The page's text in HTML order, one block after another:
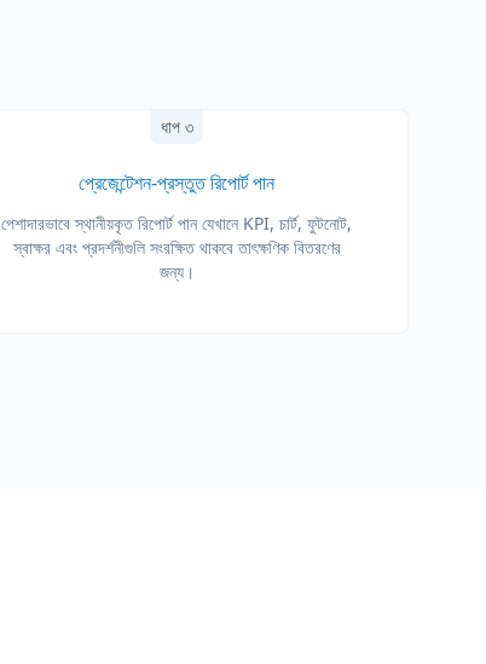
ধাপ ৩
প্রেজেন্টেশন-প্রস্তুত রিপোর্ট পান
পেশাদারভাবে স্থানীয়কৃত রিপোর্ট পান যেখানে KPI, চার্ট, ফুটনোট,
স্বাক্ষর এবং প্রদর্শনীগুলি সংরক্ষিত থাকবে তাৎক্ষণিক বিতরণের
জন্য।